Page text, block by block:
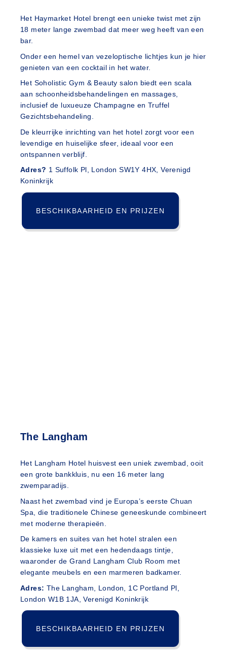
Het Haymarket Hotel brengt een unieke twist met zijn
18 meter lange zwembad dat meer weg heeft van een
bar.
Onder een hemel van vezeloptische lichtjes kun je hier
genieten van een cocktail in het water.
Het Soholistic Gym & Beauty salon biedt een scala
aan schoonheidsbehandelingen en massages,
inclusief de luxueuze Champagne en Truffel
Gezichtsbehandeling.
De kleurrijke inrichting van het hotel zorgt voor een
levendige en huiselijke sfeer, ideaal voor een
ontspannen verblijf.
Adres? 1 Suffolk Pl, London SW1Y 4HX, Verenigd
Koninkrijk
BESCHIKBAARHEID EN PRIJZEN
The Langham
Het Langham Hotel huisvest een uniek zwembad, ooit
een grote bankkluis, nu een 16 meter lang
zwemparadijs.
Naast het zwembad vind je Europa’s eerste Chuan
Spa, die traditionele Chinese geneeskunde combineert
met moderne therapieën.
De kamers en suites van het hotel stralen een
klassieke luxe uit met een hedendaags tintje,
waaronder de Grand Langham Club Room met
elegante meubels en een marmeren badkamer.
Adres: The Langham, London, 1C Portland Pl,
London W1B 1JA, Verenigd Koninkrijk
BESCHIKBAARHEID EN PRIJZEN